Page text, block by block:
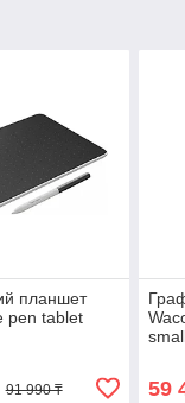
планшет
pen tablet
91 990 ₸ 59